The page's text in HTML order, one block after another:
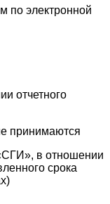
по электронной
отчетного
принимаются
в отношении
срока